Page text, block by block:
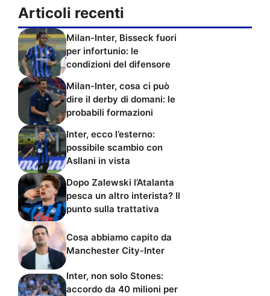
Articoli recenti
Milan-Inter, Bisseck fuori
per infortunio: le
condizioni del difensore
Milan-Inter, cosa ci può
dire il derby di domani: le
probabili formazioni
Inter, ecco l’esterno:
possibile scambio con
Asllani in vista
Dopo Zalewski l’Atalanta
pesca un altro interista? Il
punto sulla trattativa
Cosa abbiamo capito da
Manchester City-Inter
Inter, non solo Stones:
accordo da 40 milioni per